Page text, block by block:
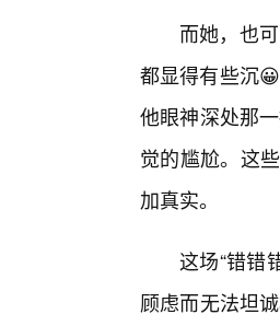
而她，也
都显得有些沉
他眼神深处那
觉的尴尬。这
加真实。
这场“错错
顾虑而无法坦